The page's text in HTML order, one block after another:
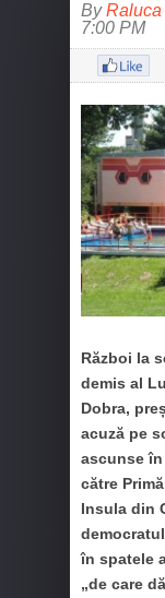
ByRaluca
7:00 PM
Război la
demis al
Dobra,
acuză pe
ascunse
către
Insula din
în spatele
„de care